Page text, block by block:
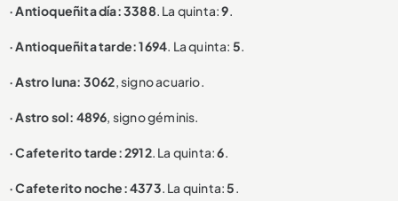
· Antioqueñita día: 3388. La quinta:9.
· Antioqueñita tarde: 1694. La quinta: 5.
· Astro luna: 3062, signo acuario.
· Astro sol: 4896, signo géminis.
· Cafeterito tarde: 2912. La quinta:6.
· Cafeterito noche: 4373. La quinta:5.